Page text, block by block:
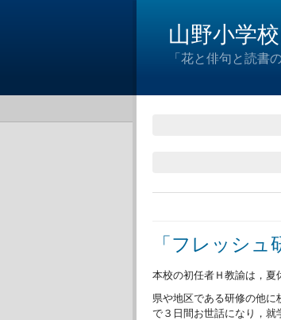
山野小学
「花と俳句と読書
「フレッシ
本校の初任者Ｈ教諭は，夏
県や地区である研修の他
で３日間お世話になり，就